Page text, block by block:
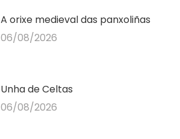
A orixe medieval das panxoliñas
06/08/2026
Unha de Celtas
06/08/2026